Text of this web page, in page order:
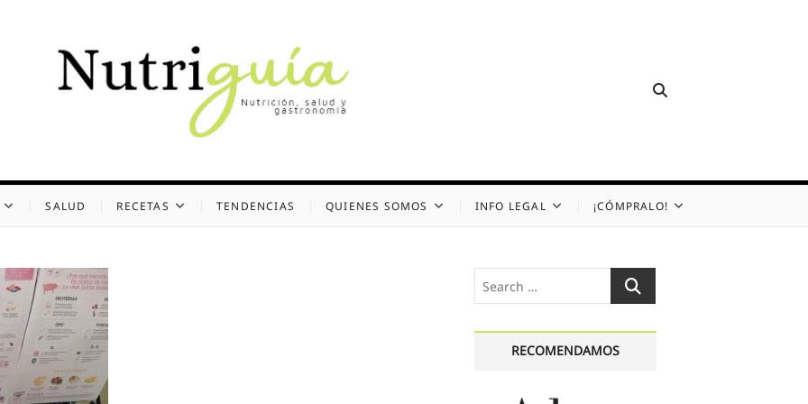
SALUD RECETAS TENDENCIAS QUIENES SOMOS INFO LEGAL ¡CÓMPRALO!
Search
…
RECOMENDAMOS